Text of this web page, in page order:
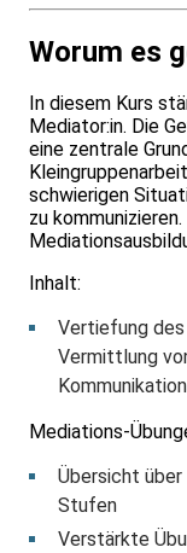
Worum es
In diesem Kurs
Mediator:in. Die
eine zentrale
schwierigen
zu
Inhalt:
Vertiefung
Vermittlung
Mediations-
Übersicht
Stufen
Verstärkte